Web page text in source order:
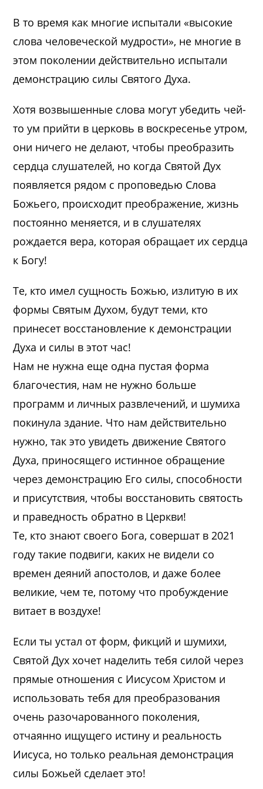
В то время как многие испытали «высокие
слова человеческой мудрости», не многие в
этом поколении действительно испытали
демонстрацию силы Святого Духа.
Хотя возвышенные слова могут убедить чей-
то ум прийти в церковь в воскресенье утром,
они ничего не делают, чтобы преобразить
сердца слушателей, но когда Святой Дух
появляется рядом с проповедью Слова
Божьего, происходит преображение, жизнь
постоянно меняется, и в слушателях
рождается вера, которая обращает их сердца
к Богу!
Те, кто имел сущность Божью, излитую в их
формы Святым Духом, будут теми, кто
принесет восстановление к демонстрации
Духа и силы в этот час!
Нам не нужна еще одна пустая форма
благочестия, нам не нужно больше
программ и личных развлечений, и шумиха
покинула здание. Что нам действительно
нужно, так это увидеть движение Святого
Духа, приносящего истинное обращение
через демонстрацию Его силы, способности
и присутствия, чтобы восстановить святость
и праведность обратно в Церкви!
Те, кто знают своего Бога, совершат в 2021
году такие подвиги, каких не видели со
времен деяний апостолов, и даже более
великие, чем те, потому что пробуждение
витает в воздухе!
Если ты устал от форм, фикций и шумихи,
Святой Дух хочет наделить тебя силой через
прямые отношения с Иисусом Христом и
использовать тебя для преобразования
очень разочарованного поколения,
отчаянно ищущего истину и реальность
Иисуса, но только реальная демонстрация
силы Божьей сделает это!